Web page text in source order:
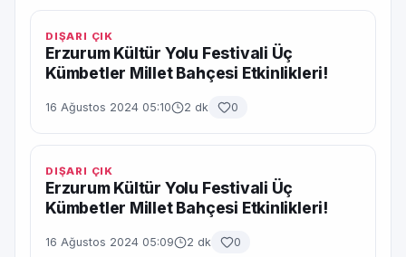
DIŞARI ÇIK
Erzurum Kültür Yolu Festivali Üç
Kümbetler Millet Bahçesi Etkinlikleri!
16 Ağustos 2024 05:10 2 dk 0
DIŞARI ÇIK
Erzurum Kültür Yolu Festivali Üç
Kümbetler Millet Bahçesi Etkinlikleri!
16 Ağustos 2024 05:09 2 dk 0